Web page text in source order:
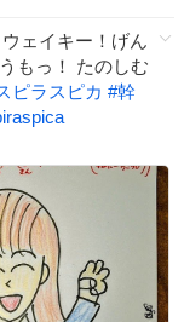
ウェイキー！げん
もっ！ たのしむ
ピラスピカ #幹